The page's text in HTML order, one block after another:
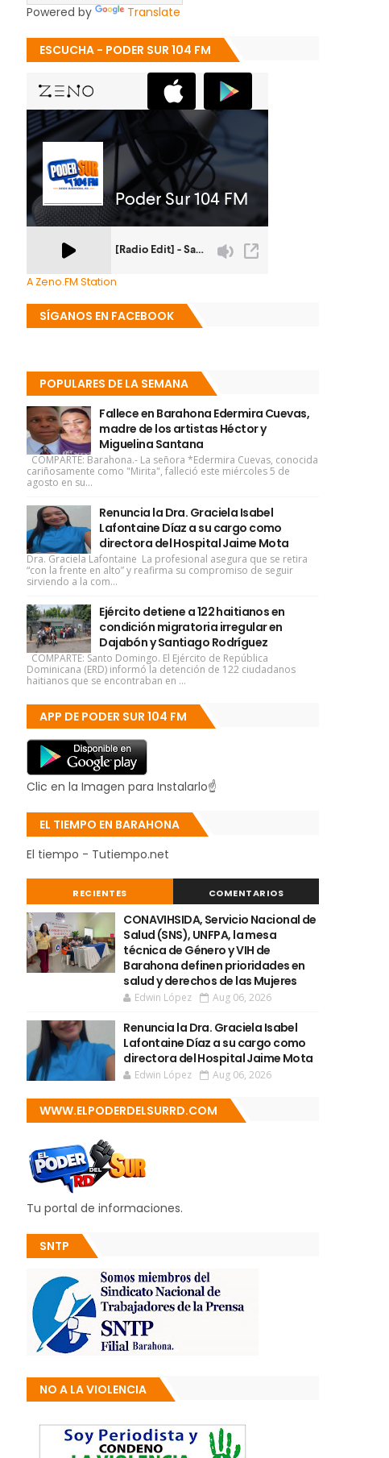
Powered by Translate
ESCUCHA - PODER SUR 104 FM
A Zeno.FM Station
SÍGANOS EN FACEBOOK
POPULARES DE LA SEMANA
Fallece en Barahona Edermira Cuevas,
madre de los artistas Héctor y
Miguelina Santana
COMPARTE: Barahona.- La señora *Edermira Cuevas, conocida
cariñosamente como "Mirita", falleció este miércoles 5 de
agosto en su...
Renuncia la Dra. Graciela Isabel
Lafontaine Díaz a su cargo como
directora del Hospital Jaime Mota
Dra. Graciela Lafontaine La profesional asegura que se retira
“con la frente en alto” y reafirma su compromiso de seguir
sirviendo a la com...
Ejército detiene a 122 haitianos en
condición migratoria irregular en
Dajabón y Santiago Rodríguez
COMPARTE: Santo Domingo. El Ejército de República
Dominicana (ERD) informó la detención de 122 ciudadanos
haitianos que se encontraban en ...
APP DE PODER SUR 104 FM
Clic en la Imagen para Instalarlo☝
EL TIEMPO EN BARAHONA
El tiempo - Tutiempo.net
RECIENTES COMENTARIOS
CONAVIHSIDA, Servicio Nacional de
Salud (SNS), UNFPA, la mesa
técnica de Género y VIH de
Barahona definen prioridades en
salud y derechos de las Mujeres
Edwin López Aug 06, 2026
Renuncia la Dra. Graciela Isabel
Lafontaine Díaz a su cargo como
directora del Hospital Jaime Mota
Edwin López Aug 06, 2026
WWW.ELPODERDELSURRD.COM
Tu portal de informaciones.
SNTP
NO A LA VIOLENCIA